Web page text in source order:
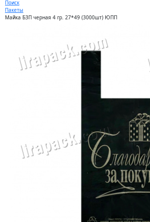
Поиск
Пакеты
Майка БЗП черная 4 гр. 27*49 (3000шт) ЮПП